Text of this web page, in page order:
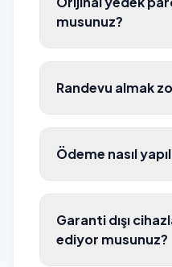
musunuz?
Randevu almak
Ödeme nasıl
Garanti dışı
ediyor musunuz?